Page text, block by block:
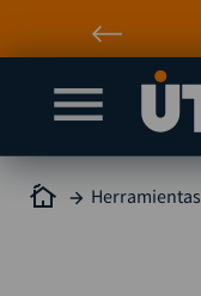
Herramientas